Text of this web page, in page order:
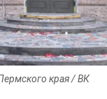
края / ВК